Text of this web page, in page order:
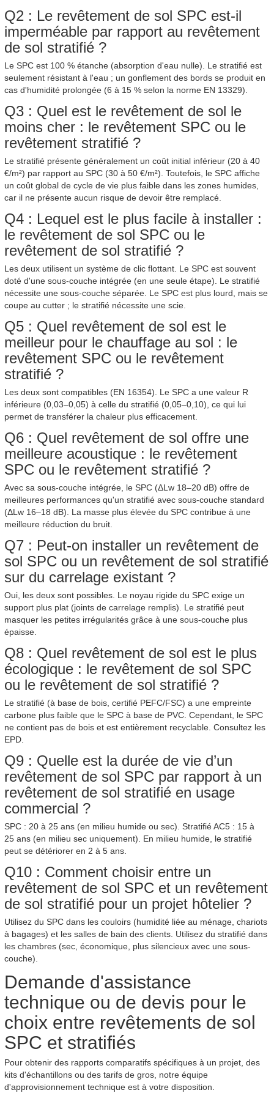
Q2 : Le revêtement de sol SPC est-il
imperméable par rapport au revêtement
de sol stratifié ?
Le SPC est 100 % étanche (absorption d'eau nulle). Le stratifié est
seulement résistant à l'eau ; un gonflement des bords se produit en
cas d'humidité prolongée (6 à 15 % selon la norme EN 13329).
Q3 : Quel est le revêtement de sol le
moins cher : le revêtement SPC ou le
revêtement stratifié ?
Le stratifié présente généralement un coût initial inférieur (20 à 40
€/m²) par rapport au SPC (30 à 50 €/m²). Toutefois, le SPC affiche
un coût global de cycle de vie plus faible dans les zones humides,
car il ne présente aucun risque de devoir être remplacé.
Q4 : Lequel est le plus facile à installer :
le revêtement de sol SPC ou le
revêtement de sol stratifié ?
Les deux utilisent un système de clic flottant. Le SPC est souvent
doté d'une sous-couche intégrée (en une seule étape). Le stratifié
nécessite une sous-couche séparée. Le SPC est plus lourd, mais se
coupe au cutter ; le stratifié nécessite une scie.
Q5 : Quel revêtement de sol est le
meilleur pour le chauffage au sol : le
revêtement SPC ou le revêtement
stratifié ?
Les deux sont compatibles (EN 16354). Le SPC a une valeur R
inférieure (0,03–0,05) à celle du stratifié (0,05–0,10), ce qui lui
permet de transférer la chaleur plus efficacement.
Q6 : Quel revêtement de sol offre une
meilleure acoustique : le revêtement
SPC ou le revêtement stratifié ?
Avec sa sous-couche intégrée, le SPC (ΔLw 18–20 dB) offre de
meilleures performances qu'un stratifié avec sous-couche standard
(ΔLw 16–18 dB). La masse plus élevée du SPC contribue à une
meilleure réduction du bruit.
Q7 : Peut-on installer un revêtement de
sol SPC ou un revêtement de sol stratifié
sur du carrelage existant ?
Oui, les deux sont possibles. Le noyau rigide du SPC exige un
support plus plat (joints de carrelage remplis). Le stratifié peut
masquer les petites irrégularités grâce à une sous-couche plus
épaisse.
Q8 : Quel revêtement de sol est le plus
écologique : le revêtement de sol SPC
ou le revêtement de sol stratifié ?
Le stratifié (à base de bois, certifié PEFC/FSC) a une empreinte
carbone plus faible que le SPC à base de PVC. Cependant, le SPC
ne contient pas de bois et est entièrement recyclable. Consultez les
EPD.
Q9 : Quelle est la durée de vie d’un
revêtement de sol SPC par rapport à un
revêtement de sol stratifié en usage
commercial ?
SPC : 20 à 25 ans (en milieu humide ou sec). Stratifié AC5 : 15 à
25 ans (en milieu sec uniquement). En milieu humide, le stratifié
peut se détériorer en 2 à 5 ans.
Q10 : Comment choisir entre un
revêtement de sol SPC et un revêtement
de sol stratifié pour un projet hôtelier ?
Utilisez du SPC dans les couloirs (humidité liée au ménage, chariots
à bagages) et les salles de bain des clients. Utilisez du stratifié dans
les chambres (sec, économique, plus silencieux avec une sous-
couche).
Demande d'assistance
technique ou de devis pour le
choix entre revêtements de sol
SPC et stratifiés
Pour obtenir des rapports comparatifs spécifiques à un projet, des
kits d'échantillons ou des tarifs de gros, notre équipe
d'approvisionnement technique est à votre disposition.